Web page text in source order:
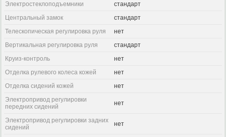
Электростеклоподъемники
стандарт
Центральный замок
стандарт
Телескопическая регулировка руля
нет
Вертикальная регулировка руля
стандарт
Круиз-контроль
нет
Отделка рулевого колеса кожей
нет
Отделка сидений кожей
нет
Электропривод регулировки
передних сидений
нет
Электропривод регулировки задних
сидений
нет